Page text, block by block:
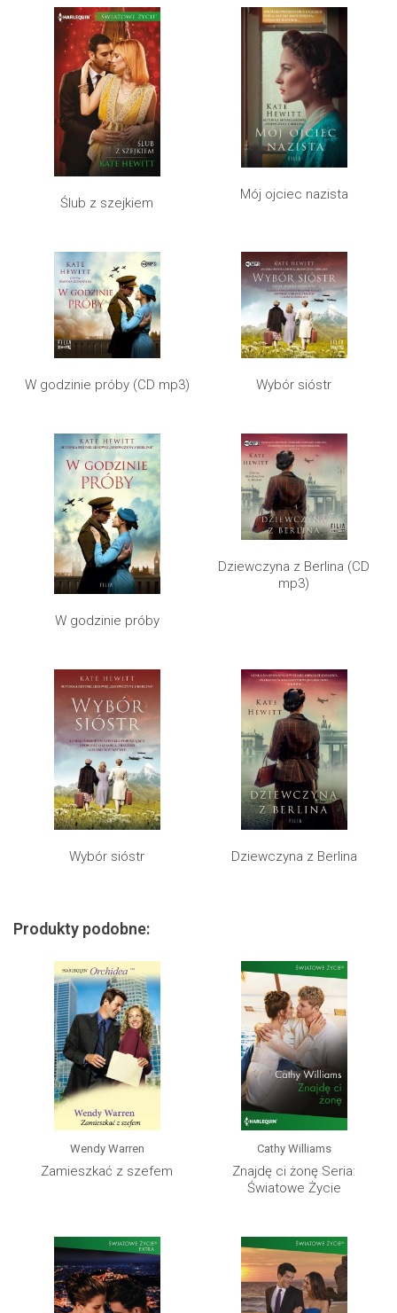
Ślub z szejkiem
Mój ojciec nazista
W godzinie próby (CD mp3) Wybór sióstr
W godzinie próby
Dziewczyna z Berlina (CD
mp3)
Wybór sióstr Dziewczyna z Berlina
Produkty podobne:
Wendy Warren
Zamieszkać z szefem
Cathy Williams
Znajdę ci żonę Seria:
Światowe Życie